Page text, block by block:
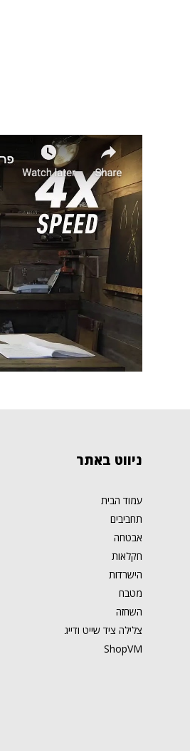
ניווט באתר
עמוד הבית
תחביבים
אבטחה
חקלאות
הישרדות
מטבח
השחזה
צלילה ציד שייט ודייג
ShopVM